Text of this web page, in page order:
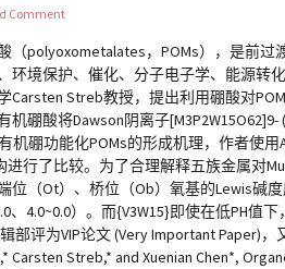
Comment
（polyoxometalates，POMs），是前过
环境保护、催化、分子电子学、能源转
Carsten Streb教授，提出利用硼酸对
硼酸将Dawson阴离子
硼功能化POMs的形成机理，作者使用
进行了比较。为了合理解释五族金属对
（Ot）、桥位（Ob）氧基的Lewis碱度
、4.0~0.0）。而{V3W15}即使在低PH
部评为VIP论文 (Very Important Paper)，
Carsten Streb,* and Xuenian Chen*,